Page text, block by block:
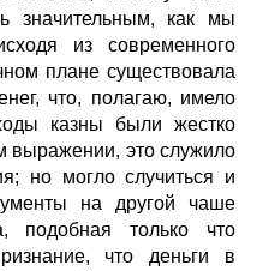
значительным, как мы
из современного
плане существовала
что, полагаю, имело
казны были жестко
это служило
но могло случиться и
на другой чаше
подобная только что
что деньги в